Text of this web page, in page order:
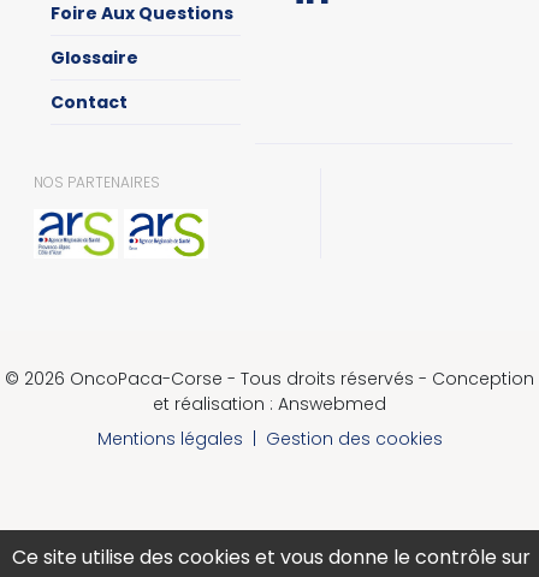
Foire Aux Questions
Glossaire
Contact
NOS PARTENAIRES
© 2026 OncoPaca-Corse - Tous droits réservés - Conception
et réalisation : Answebmed
Mentions légales
Gestion des cookies
Ce site utilise des cookies et vous donne le contrôle sur